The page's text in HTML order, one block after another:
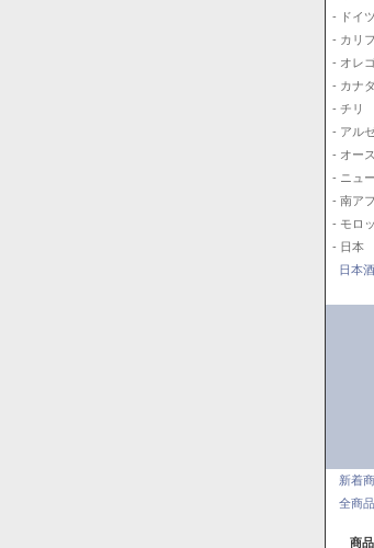
- ドイ
- カリ
- オレ
- カナ
- チリ
- アル
- オー
- ニュ
- 南ア
- モロ
- 日本
日本
新着商
全商品
商